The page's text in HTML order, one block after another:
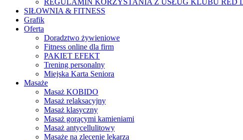
REGULAMIN KORZYSTANIA Z USŁUG KLUBU RED
SIŁOWNIA & FITNESS
Grafik
Oferta
Doradztwo żywieniowe
Fitness online dla firm
PAKIET EFEKT
Trening personalny
Miejska Karta Seniora
Masaże
Masaż KOBIDO
Masaż relaksacyjny
Masaż klasyczny
Masaż gorącymi kamieniami
Masaż antycellulitowy
Masaże na zlecenie lekarza